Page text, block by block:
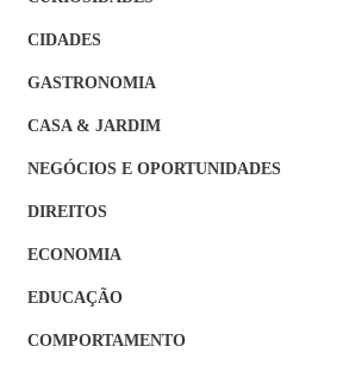
CIDADES
GASTRONOMIA
CASA & JARDIM
NEGÓCIOS E OPORTUNIDADES
DIREITOS
ECONOMIA
EDUCAÇÃO
COMPORTAMENTO